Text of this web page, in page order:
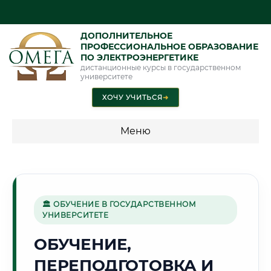
ДОПОЛНИТЕЛЬНОЕ
ПРОФЕССИОНАЛЬНОЕ ОБРАЗОВАНИЕ
ПО ЭЛЕКТРОЭНЕРГЕТИКЕ
дистанционные курсы в государственном
университете
ХОЧУ УЧИТЬСЯ➜
Меню
🏭
Г. ЧИРЧИК
🏛 ОБУЧЕНИЕ В ГОСУДАРСТВЕННОМ
УНИВЕРСИТЕТЕ
ОБУЧЕНИЕ,
ПЕРЕПОДГОТОВКА И